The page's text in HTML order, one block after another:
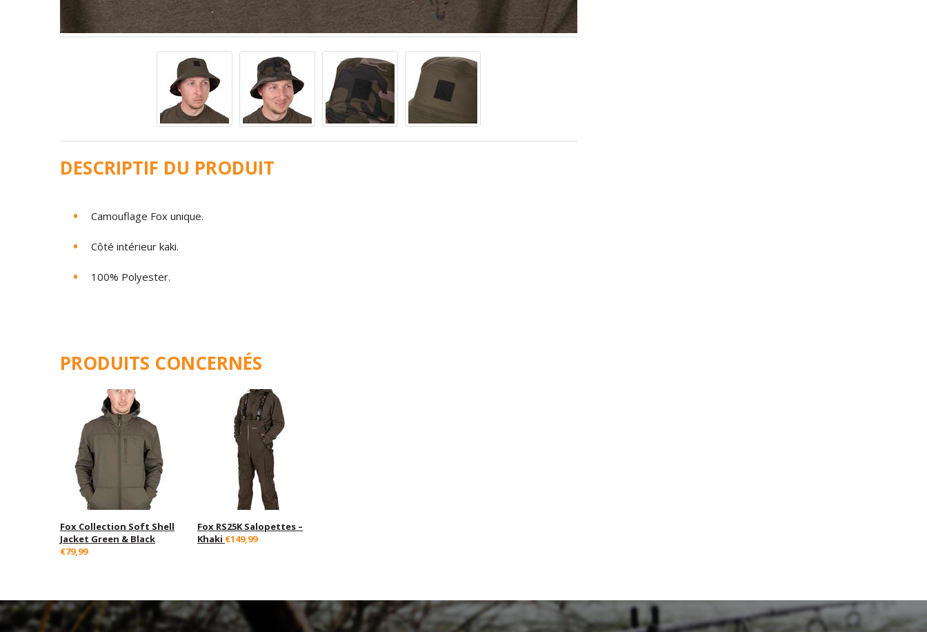
DESCRIPTIF DU PRODUIT
Camouflage Fox unique.
Côté intérieur kaki.
100% Polyester.
PRODUITS CONCERNÉS
Fox Collection Soft Shell
Jacket Green & Black
€79,99
Fox RS25K Salopettes –
Khaki €149,99